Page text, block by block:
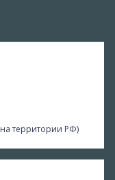
территории РФ)